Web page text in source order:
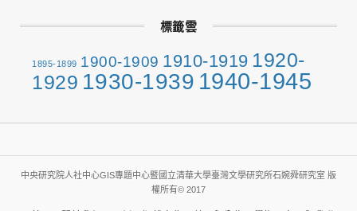
標籤雲
1895-1899 1900-1909 1910-1919 1920-
1929 1930-1939 1940-1945
中央研究院人社中心GIS專題中心暨國立清華大學臺灣文學研究所石婉舜研究室 版
權所有© 2017